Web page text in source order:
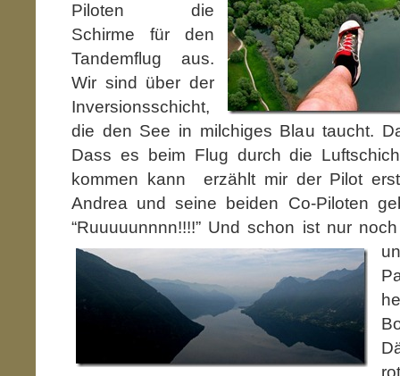
Piloten die
Schirme für den
Tandemflug aus.
Wir sind über der
Inversionsschicht,
die den See in milchiges Blau taucht.
Dass es beim Flug durch die
kommen kann erzählt mir der Pilot
Andrea und seine beiden Co-Piloten
“Ruuuuunnnn!!!!” Und schon ist nur